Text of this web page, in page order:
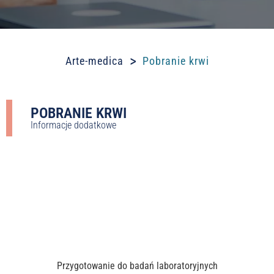
Arte-medica > Pobranie krwi
POBRANIE KRWI
Informacje dodatkowe
Przygotowanie do badań laboratoryjnych